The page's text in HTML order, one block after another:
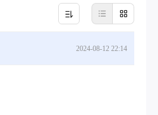
2024-08-12 22:14